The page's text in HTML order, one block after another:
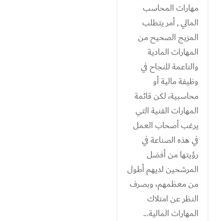
مهارات المحاسب
المالي , أمر يتطلب
المزيج الصحيح من
المهارات المادية
والناعمة للنجاح في
وظيفة مالية أو
محاسبية، لكن قائمة
المهارات الفنية التي
يرغب أصحاب العمل
في هذه الصناعة في
رؤيتها من أفضل
المرشحين لديهم أطول
من معظمهم، وبصرف
النظر عن امتلاك
المهارات المالية...